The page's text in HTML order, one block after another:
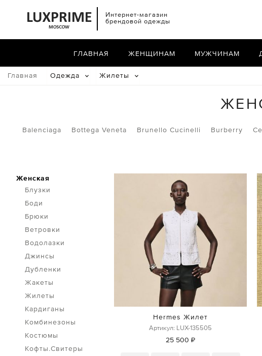
Интернет-магазин
брендовой одежды
ГЛАВНАЯ ЖЕНЩИНАМ МУЖЧИНАМ
Главная Одежда Жилеты
Balenciaga Bottega Veneta Brunello Cucinelli Burberry
Женская
Блузки
Боди
Брюки
Ветровки
Водолазки
Джинсы
Дубленки
Жакеты
Жилеты
Кардиганы
Комбинезоны
Костюмы
Кофты.Свитеры
Hermes Жилет
Артикул: LUX-135505
25 500 ₽